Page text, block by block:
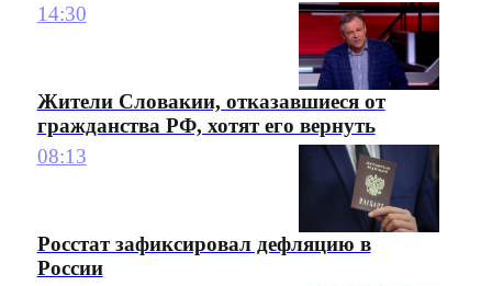
14:30
Жители Словакии, отказавшиеся от
гражданства РФ, хотят его вернуть
08:13
Росстат зафиксировал дефляцию в
России